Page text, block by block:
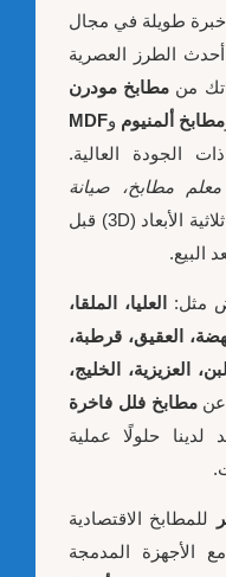
طويلة في مجال
الطرز العصرية
من مطابخ مودرن
مطابخ ألمنيوم وMDF
الجودة العالية.
مطابخ، صيانة
، مع توفير تصاميم ثلاثية الأبعاد (3D) قبل
البيع.
مثل:
العليا، الملقا،
العقيق، قرطبة،
العزيزية، الخليج،
عنمطابخ فلل فاخرة
لدينا حلولًا عملية
للمطابخ الاقتصادية
الأجهزة المدمجة